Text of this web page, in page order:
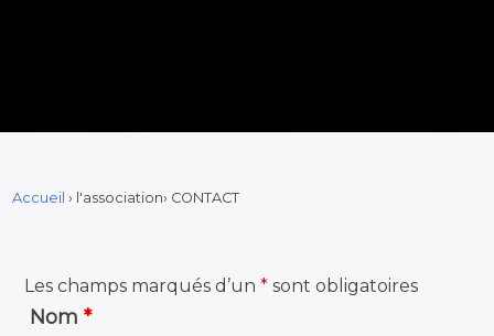
Accueil › l'association› CONTACT
Les champs marqués d’un *sont obligatoires
Nom *